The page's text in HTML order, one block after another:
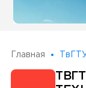
Главная